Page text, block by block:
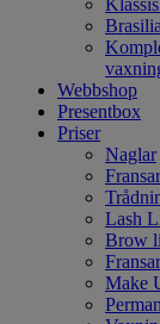
Webbshop
Presentbox
Priser
Naglar
Fransar
Lash
Brow
Make